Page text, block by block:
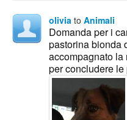
olivia to Animali
Domanda per i
pastorina bionda
accompagnato
per concludere